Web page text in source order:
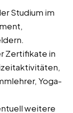
Studium im
Zertifikate in
Yoga-
weitere